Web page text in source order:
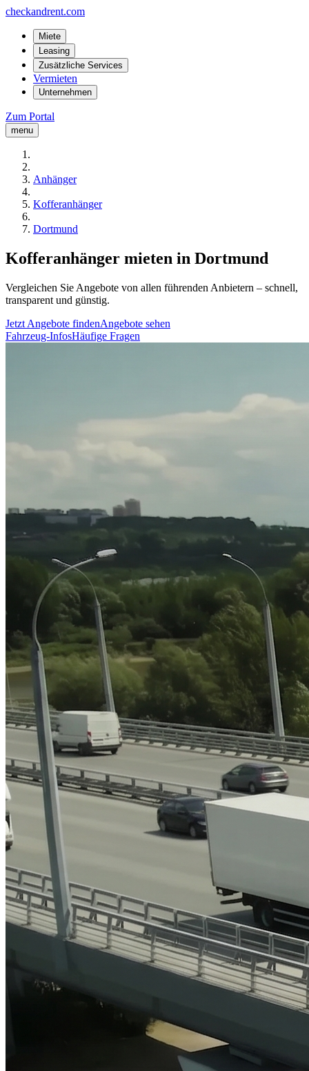
checkandrent.com
Miete
Leasing
Zusätzliche Services
Vermieten
Unternehmen
Zum Portal
menu
Anhänger
Kofferanhänger
Dortmund
Kofferanhänger mieten in Dortmund
Vergleichen Sie Angebote von allen führenden Anbietern – schnell,
transparent und günstig.
Jetzt Angebote findenAngebote sehen
Fahrzeug-InfosHäufige Fragen